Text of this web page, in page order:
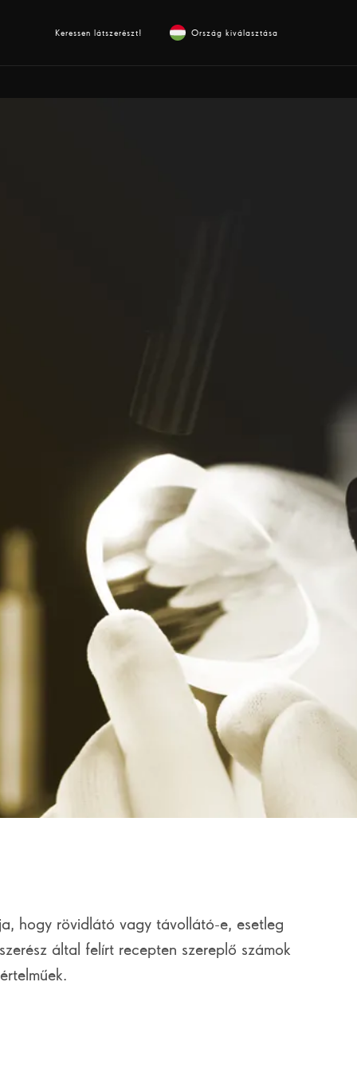
Keressen látszerészt! Ország kiválasztása
hogy rövidlátó vagy távollátó-e, esetleg
által felírt recepten szereplő számok